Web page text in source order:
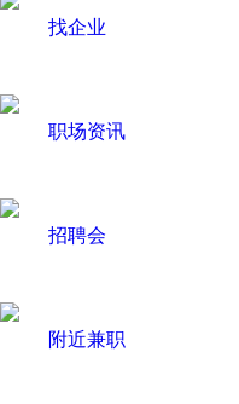
找企业
职场资讯
招聘会
附近兼职